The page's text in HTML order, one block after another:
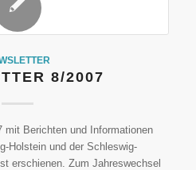
8/2007
mit Berichten und Informationen
Holstein und der Schleswig-
erschienen. Zum Jahreswechsel